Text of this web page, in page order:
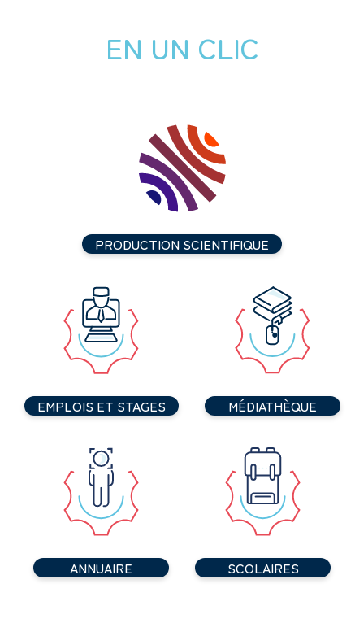
EN UN CLIC
PRODUCTION SCIENTIFIQUE
EMPLOIS ET STAGES MÉDIATHÈQUE
ANNUAIRE SCOLAIRES